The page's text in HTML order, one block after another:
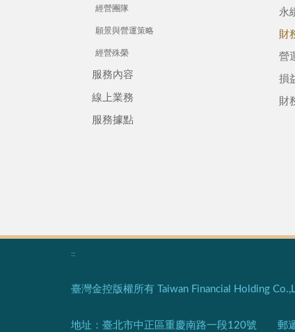
經營團隊
願景與營運策略
經營殊榮
服務內容
線上業務
服務據點
永
財
營
損
財
:::
臺灣金控版權所有 Taiwan Financial Holding
地址：臺北市中正區重慶南路一段120號 郵